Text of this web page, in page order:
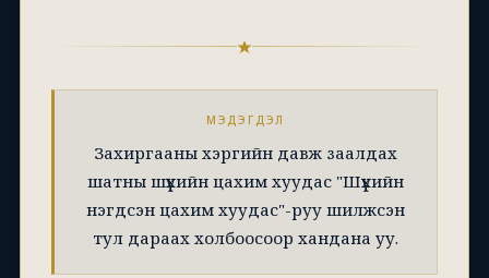
МЭДЭГДЭЛ
Захиргааны хэргийн давж заалдах
шатны шүүхийн цахим хуудас "Шүүхийн
нэгдсэн цахим хуудас"-руу шилжсэн
тул дараах холбоосоор хандана уу.